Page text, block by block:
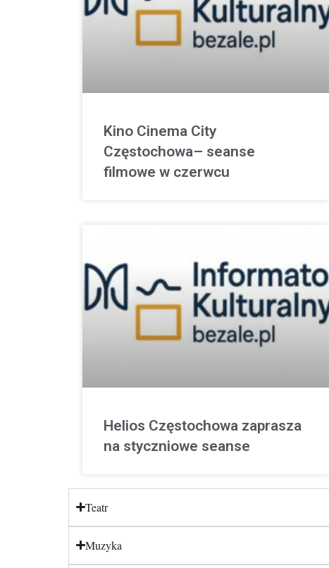
Kino Cinema City
Częstochowa– seanse
filmowe w czerwcu
Helios Częstochowa zaprasza
na styczniowe seanse
Teatr
Muzyka